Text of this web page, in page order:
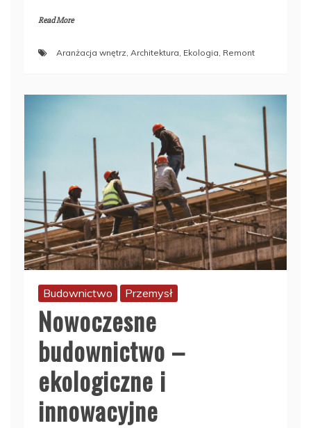
Read More
Aranżacja wnętrz, Architektura, Ekologia, Remont
Budownictwo Przemysł
Nowoczesne
budownictwo –
ekologiczne i
innowacyjne